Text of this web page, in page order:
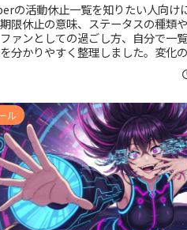
の活動休止一覧を知りたい人向け
限休止の意味、ステータスの種類
ァンとしての過ごし方、自分で一
分かりやすく整理しました。変化
推しの状況を落ち着いて受け止める
報との付き合い方を丁寧に解説して
ル